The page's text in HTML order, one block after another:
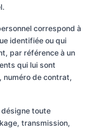
correspond à
identifiée ou qui
par référence à un
qui lui sont
numéro de contrat,
toute
transmission,